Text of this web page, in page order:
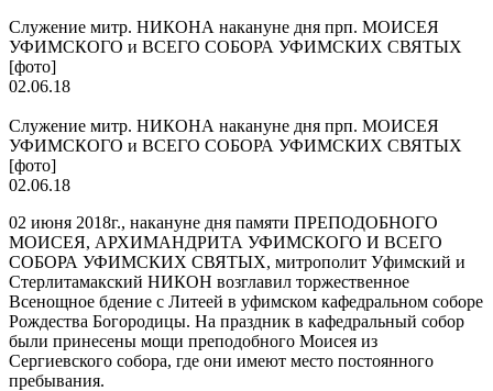
Служение митр. НИКОНА накануне дня прп. МОИСЕЯ
УФИМСКОГО и ВСЕГО СОБОРА УФИМСКИХ СВЯТЫХ
[фото]
02.06.18
Служение митр. НИКОНА накануне дня прп. МОИСЕЯ
УФИМСКОГО и ВСЕГО СОБОРА УФИМСКИХ СВЯТЫХ
[фото]
02.06.18
02 июня 2018г., накануне дня памяти ПРЕПОДОБНОГО
МОИСЕЯ, АРХИМАНДРИТА УФИМСКОГО И ВСЕГО
СОБОРА УФИМСКИХ СВЯТЫХ, митрополит Уфимский и
Стерлитамакский НИКОН возглавил торжественное
Всенощное бдение с Литеей в уфимском кафедральном соборе
Рождества Богородицы. На праздник в кафедральный собор
были принесены мощи преподобного Моисея из
Сергиевского собора, где они имеют место постоянного
пребывания.